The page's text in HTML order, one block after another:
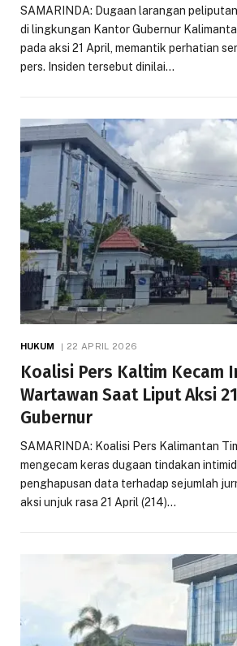
SAMARINDA: Dugaan larangan
di lingkungan Kantor Gubernur
pada aksi 21 April, memantik perhatian
pers. Insiden tersebut dinilai…
HUKUM 22 APRIL 2026
Koalisi Pers Kaltim Kecam
Wartawan Saat Liput Aksi
Gubernur
SAMARINDA: Koalisi Pers Kalimantan
mengecam keras dugaan tindakan
penghapusan data terhadap sejumlah
aksi unjuk rasa 21 April (214)…